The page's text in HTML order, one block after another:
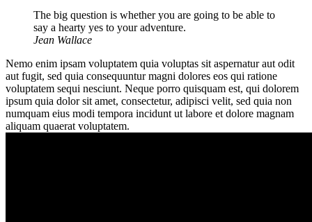
The big question is whether you are going to be able to
say a hearty yes to your adventure.
Jean Wallace
Nemo enim ipsam voluptatem quia voluptas sit aspernatur aut odit
aut fugit, sed quia consequuntur magni dolores eos qui ratione
voluptatem sequi nesciunt. Neque porro quisquam est, qui dolorem
ipsum quia dolor sit amet, consectetur, adipisci velit, sed quia non
numquam eius modi tempora incidunt ut labore et dolore magnam
aliquam quaerat voluptatem.